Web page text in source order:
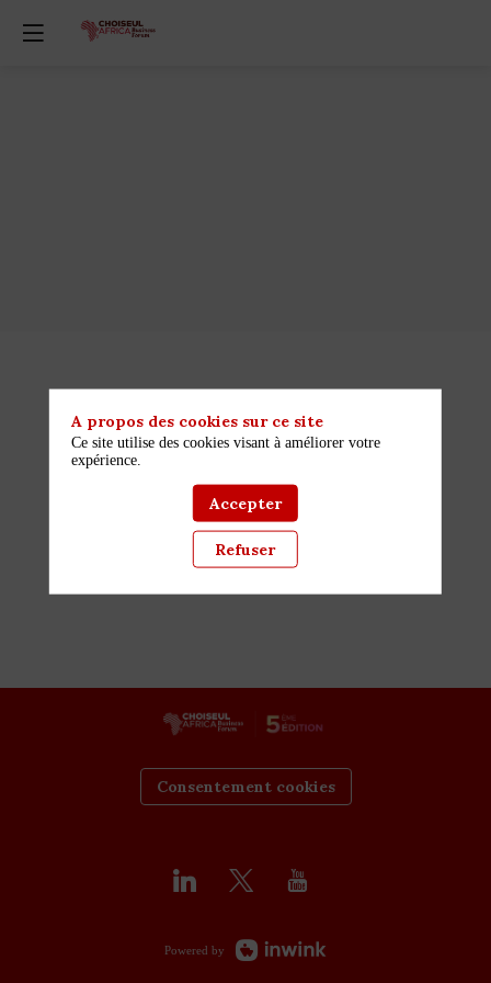
Consentement cookies
Powered by
A propos des cookies sur ce site
Ce site utilise des cookies visant à améliorer votre
expérience.
Accepter
Refuser